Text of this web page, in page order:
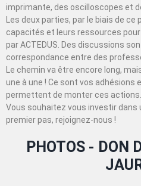
imprimante, des oscilloscopes et
Les deux parties, par le biais de
capacités et leurs ressources
par ACTEDUS. Des discussions
correspondance entre des
Le chemin va être encore long,
une à une ! Ce sont vos adhésions
permettent de monter ces actions.
Vous souhaitez vous investir dans
premier pas, rejoignez-nous !
PHOTOS - DON